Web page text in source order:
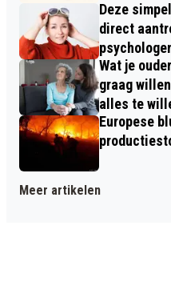
Deze
direct
Wat je
graag
alles te
Europese
Meer artikelen